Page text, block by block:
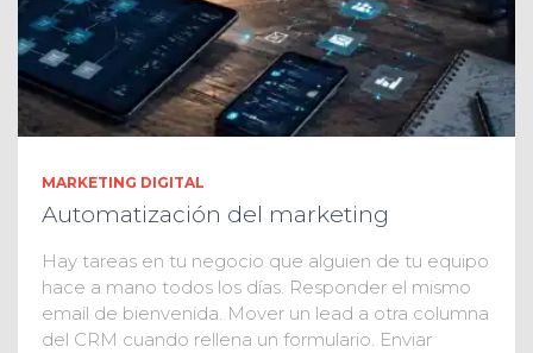
MARKETING DIGITAL
Automatización del marketing
Hay tareas en tu negocio que alguien de tu equipo
hace a mano todos los días. Responder el mismo
email de bienvenida. Mover un lead a otra columna
del CRM cuando rellena un formulario. Enviar